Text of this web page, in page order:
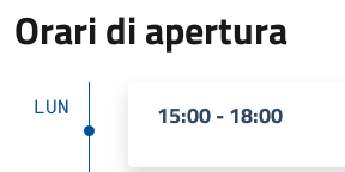
Orari di apertura
LUN 15:00 - 18:00